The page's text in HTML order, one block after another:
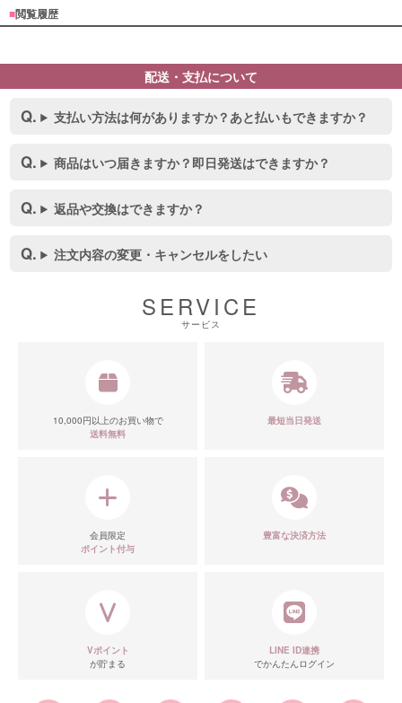
■閲覧履歴
配送・支払について
支払い方法は何がありますか？あと払いもできますか？
商品はいつ届きますか？即日発送はできますか？
返品や交換はできますか？
注文内容の変更・キャンセルをしたい
SERVICE
サービス
10,000円以上のお買い物で
送料無料
最短当日発送
会員限定
ポイント付与
豊富な決済方法
Vポイント
が貯まる
LINE ID連携
でかんたんログイン